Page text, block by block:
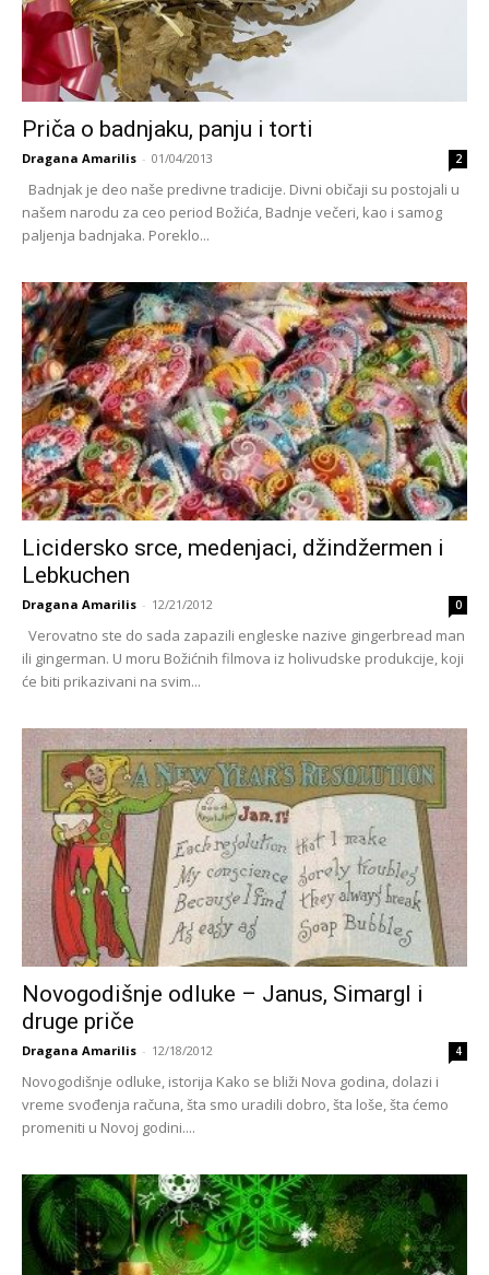
Priča o badnjaku, panju i torti
Dragana Amarilis - 01/04/2013 2
Badnjak je deo naše predivne tradicije. Divni običaji su postojali u
našem narodu za ceo period Božića, Badnje večeri, kao i samog
paljenja badnjaka. Poreklo...
Licidersko srce, medenjaci, džindžermen i
Lebkuchen
Dragana Amarilis - 12/21/2012 0
Verovatno ste do sada zapazili engleske nazive gingerbread man
ili gingerman. U moru Božićnih filmova iz holivudske produkcije, koji
će biti prikazivani na svim...
Novogodišnje odluke – Janus, Simargl i
druge priče
Dragana Amarilis - 12/18/2012 4
Novogodišnje odluke, istorija Kako se bliži Nova godina, dolazi i
vreme svođenja računa, šta smo uradili dobro, šta loše, šta ćemo
promeniti u Novoj godini....